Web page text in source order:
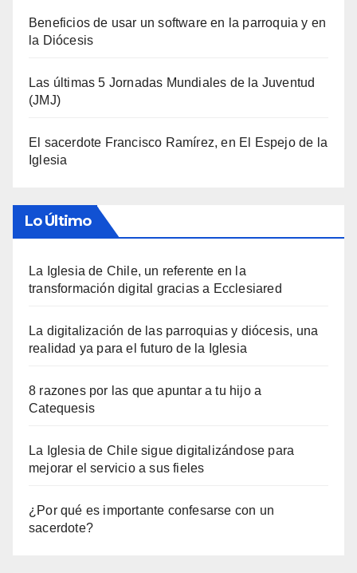
Beneficios de usar un software en la parroquia y en
la Diócesis
Las últimas 5 Jornadas Mundiales de la Juventud
(JMJ)
El sacerdote Francisco Ramírez, en El Espejo de la
Iglesia
Lo Último
La Iglesia de Chile, un referente en la
transformación digital gracias a Ecclesiared
La digitalización de las parroquias y diócesis, una
realidad ya para el futuro de la Iglesia
8 razones por las que apuntar a tu hijo a
Catequesis
La Iglesia de Chile sigue digitalizándose para
mejorar el servicio a sus fieles
¿Por qué es importante confesarse con un
sacerdote?